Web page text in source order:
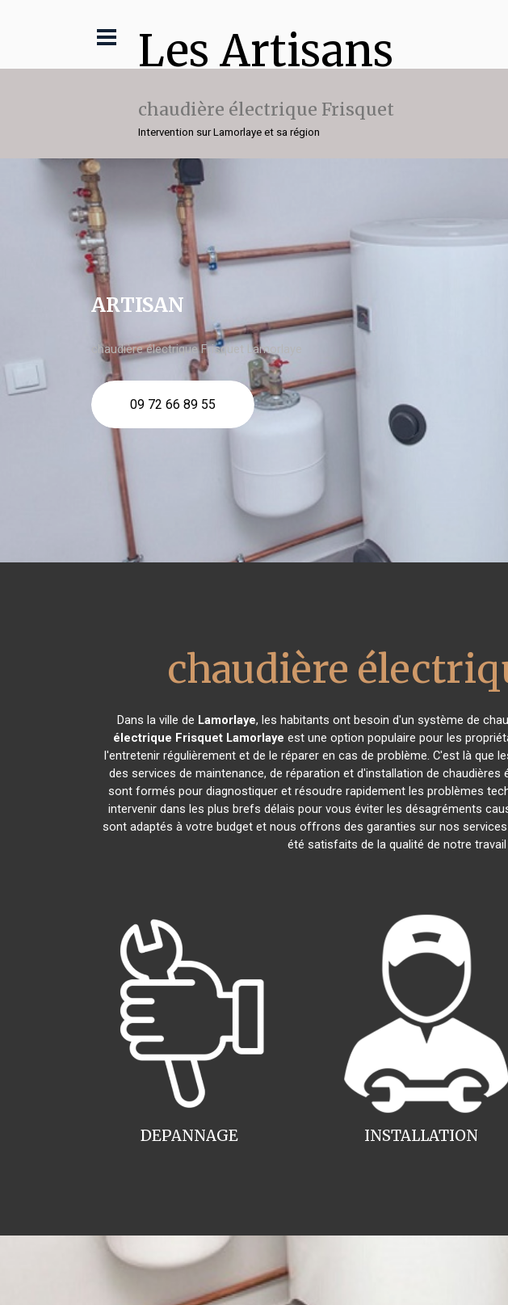
Les Artisans
chaudière électrique Frisquet
Intervention sur Lamorlaye et sa région
ARTISAN
chaudière électrique Frisquet Lamorlaye
09 72 66 89 55
chaudière
Dans la ville de Lamorlaye, les habitants ont besoin d'un système de
électrique Frisquet Lamorlaye est une option populaire pour les
l'entretenir régulièrement et de le réparer en cas de problème. C'est là que
des services de maintenance, de réparation et d'installation de chaudières
sont formés pour diagnostiquer et résoudre rapidement les problèmes
intervenir dans les plus brefs délais pour vous éviter les désagréments
sont adaptés à votre budget et nous offrons des garanties sur nos
été satisfaits de la qualité de notre
INSTALLATION
DEPANNAGE